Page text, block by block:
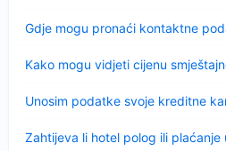
Gdje mogu pronaći kontaktne
Kako mogu vidjeti cijenu
Unosim podatke svoje kreditne
Zahtijeva li hotel polog ili plaćanje